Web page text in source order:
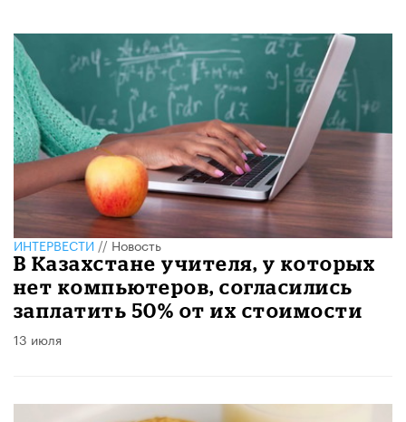
ИНТЕРВЕСТИ//Новость
В Казахстане учителя, у которых
нет компьютеров, согласились
заплатить 50% от их стоимости
13 июля